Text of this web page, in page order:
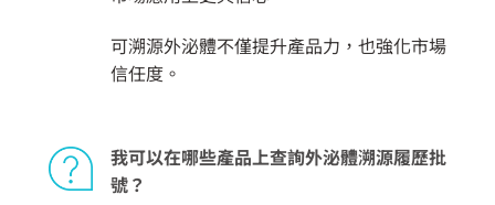
可溯源外泌體不僅提升產品力，也強化市場
信任度。
我可以在哪些產品上查詢外泌體溯源履歷批
號？